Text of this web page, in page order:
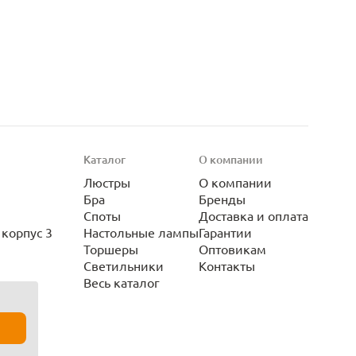
3
Каталог
Люстры
Бра
Споты
Настольные лампы
Торшеры
Светильники
Весь каталог
О компании
О компании
Бренды
Доставка и оплата
Гарантии
Оптовикам
Контакты